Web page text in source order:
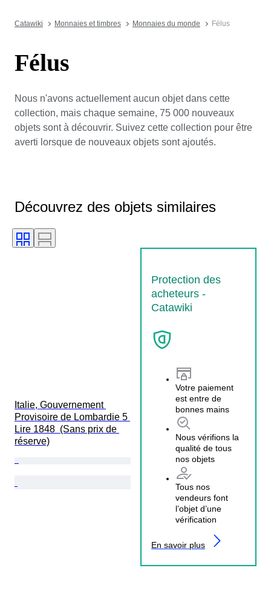
Catawiki Monnaies et timbres Monnaies du monde Félus
Félus
Nous n'avons actuellement aucun objet dans cette
collection, mais chaque semaine, 75 000 nouveaux
objets sont à découvrir. Suivez cette collection pour être
averti lorsque de nouveaux objets sont ajoutés.
Découvrez des objets similaires
Protection des
acheteurs -
Catawiki
Votre paiement
est entre de
bonnes mains
Nous vérifions la
qualité de tous
nos objets
Tous nos
vendeurs font
l’objet d’une
vérification
En savoir plus
Italie, Gouvernement
Provisoire de Lombardie 5
Lire 1848  (Sans prix de
réserve)